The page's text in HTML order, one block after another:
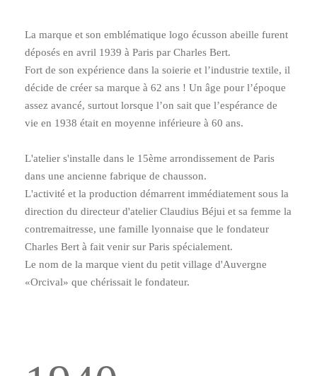
La marque et son emblématique logo écusson abeille furent
déposés en avril 1939 à Paris par Charles Bert.
Fort de son expérience dans la soierie et lʼindustrie textile, il
décide de créer sa marque à 62 ans ! Un âge pour lʼépoque
assez avancé, surtout lorsque lʼon sait que lʼespérance de
vie en 1938 était en moyenne inférieure à 60 ans.
L'atelier s'installe dans le 15ème arrondissement de Paris
dans une ancienne fabrique de chausson.
L'activité et la production démarrent immédiatement sous la
direction du directeur d'atelier Claudius Béjui et sa femme la
contremaitresse, une famille lyonnaise que le fondateur
Charles Bert à fait venir sur Paris spécialement.
Le nom de la marque vient du petit village d'Auvergne
«Orcival» que chérissait le fondateur.